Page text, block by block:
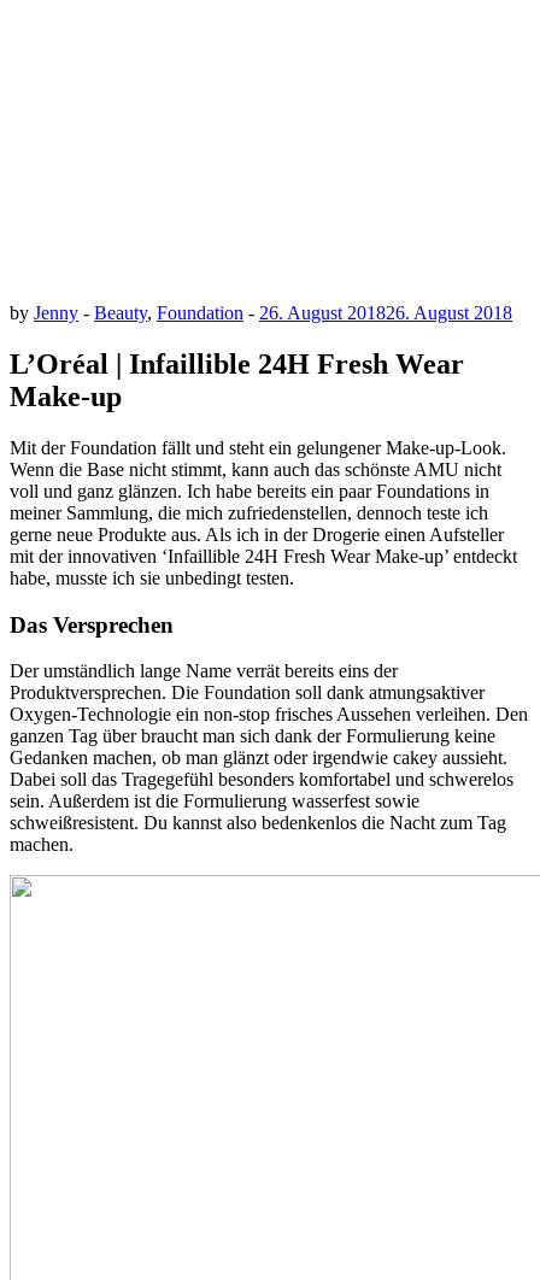
by Jenny - Beauty, Foundation - 26. August 201826. August 2018
L’Oréal | Infaillible 24H Fresh Wear
Make-up
Mit der Foundation fällt und steht ein gelungener Make-up-Look.
Wenn die Base nicht stimmt, kann auch das schönste AMU nicht
voll und ganz glänzen. Ich habe bereits ein paar Foundations in
meiner Sammlung, die mich zufriedenstellen, dennoch teste ich
gerne neue Produkte aus. Als ich in der Drogerie einen Aufsteller
mit der innovativen ‘Infaillible 24H Fresh Wear Make-up’ entdeckt
habe, musste ich sie unbedingt testen.
Das Versprechen
Der umständlich lange Name verrät bereits eins der
Produktversprechen. Die Foundation soll dank atmungsaktiver
Oxygen-Technologie ein non-stop frisches Aussehen verleihen. Den
ganzen Tag über braucht man sich dank der Formulierung keine
Gedanken machen, ob man glänzt oder irgendwie cakey aussieht.
Dabei soll das Tragegefühl besonders komfortabel und schwerelos
sein. Außerdem ist die Formulierung wasserfest sowie
schweißresistent. Du kannst also bedenkenlos die Nacht zum Tag
machen.